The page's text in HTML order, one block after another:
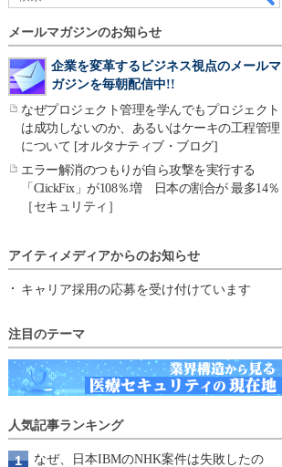
メールマガジンのお知らせ
企業を変革するビジネス視点のメールマ
ガジンを毎朝配信中!!
なぜプロジェクト管理を学んでもプロジェクト
は成功しないのか、あるいはケーキの工程管理
について [オルタナティブ・ブログ]
エラー解消のつもりが自ら攻撃を実行する
「ClickFix」が108％増 日本の割合が 最多14％
［セキュリティ］
アイティメディアからのお知らせ
キャリア採用の応募を受け付けています
注目のテーマ
人気記事ランキング
なぜ、日本IBMのNHK案件は失敗したの